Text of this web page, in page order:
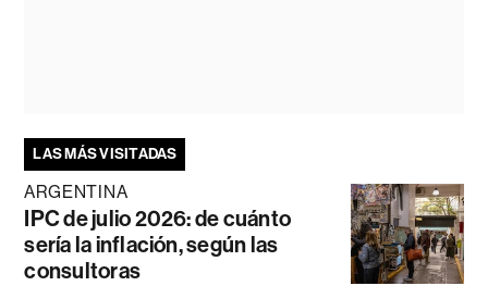
LAS MÁS VISITADAS
ARGENTINA
IPC de julio 2026: de cuánto
sería la inflación, según las
consultoras